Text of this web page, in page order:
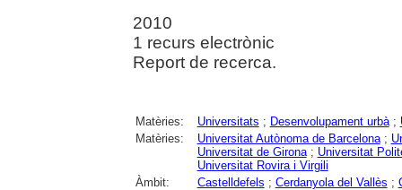
2010
1 recurs electrònic
Report de recerca.
Matèries: Universitats ; Desenvolupament urbà;
Matèries:
Universitat Autònoma de Barcelona;
Universitat de Girona; Universitat
Universitat Rovira i Virgili
Àmbit:
Castelldefels ; Cerdanyola del Vallès ;